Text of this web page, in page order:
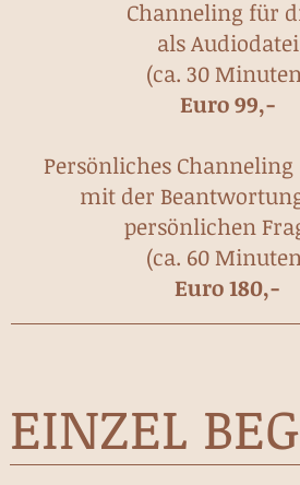
Channeling für
als Audiodatei
(ca. 30
Euro 99,-
Persönliches
mit der
persönlichen
(ca. 60
Euro 180,-
EINZEL